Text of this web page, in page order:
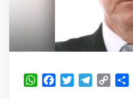
WhatsApp
Facebook
TwitterTelegram
Copy